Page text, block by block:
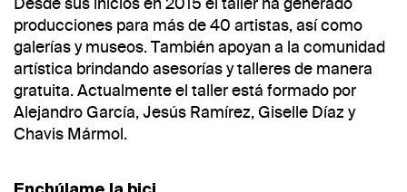
producciones para más de 40 artistas, así como
galerías y museos. También apoyan a la comunidad
artística brindando asesorías y talleres de manera
gratuita. Actualmente el taller está formado por
Alejandro García, Jesús Ramírez, Giselle Díaz y
Chavis Mármol.